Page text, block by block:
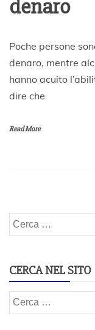
denaro
1
L
u
l
o
Poche persone
denaro, mentre
hanno acuito
dire che
Read More
Ricerca
per:
CERCA NEL SITO
Ricerca
per: